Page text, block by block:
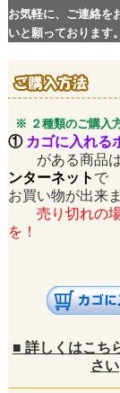
お気軽に、ご連絡を
いと願っております。
※ ２種類のご購入
① カゴに入れる
がある商品
ンターネット で
お買い物が出来ま
売り切れの場
を！
■ 詳しくはこち
さい